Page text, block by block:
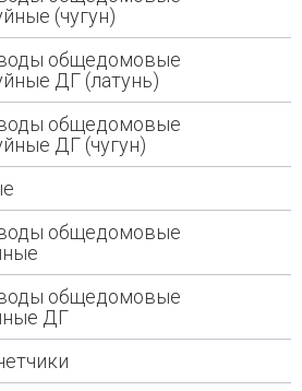
(чугун)
общедомовые
ДГ (латунь)
общедомовые
ДГ (чугун)
общедомовые
общедомовые
ДГ